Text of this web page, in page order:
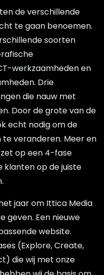
de verschillende
te gaan benoemen.
soorten
werkzaamheden en
Drie
die nauw met
Door de grote van de
echt nodig om de
veranderen. Meer en
op een 4-fase
op de juiste
jaar om Ittica Media
geven. Een nieuwe
website.
(Explore, Create,
die wij met onze